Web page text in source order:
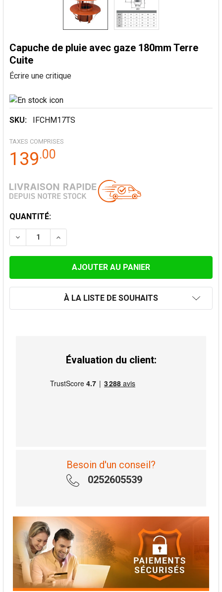
Capuche de pluie avec gaze 180mm Terre
Cuite
Écrire une critique
SKU: IFCHM17TS
TAXES COMPRISES
139.00
STOCK
ACTUEL:
QUANTITÉ:
DIMINUER LA QUANTITÉ DE CAPUCHE DE PLUIE AVEC
AUGMENTER LA QUANTITÉ DE CAPUCHE
À LA LISTE DE SOUHAITS
Évaluation du client:
Besoin d'un conseil?
0252605539